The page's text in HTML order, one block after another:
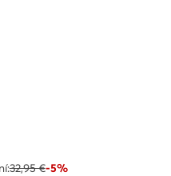
32,95 €-5%